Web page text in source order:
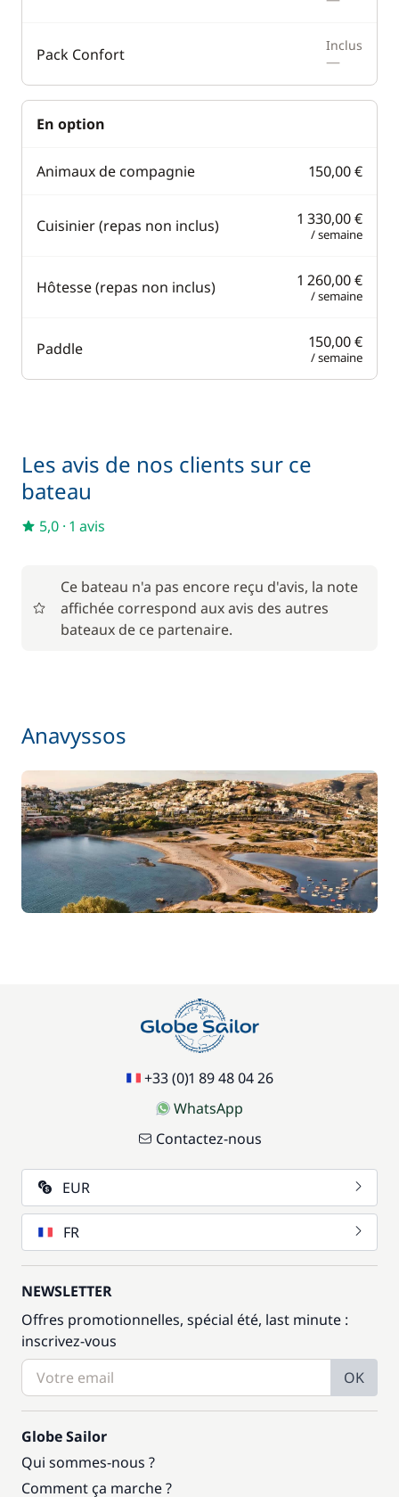
Pack Confort Inclus
—
En option
Animaux de compagnie 150,00 €
Cuisinier (repas non inclus) 1 330,00 €
/ semaine
Hôtesse (repas non inclus) 1 260,00 €
/ semaine
Paddle 150,00 €
/ semaine
Les avis de nos clients sur ce
bateau
5,0 · 1 avis
Ce bateau n'a pas encore reçu d'avis, la note
affichée correspond aux avis des autres
bateaux de ce partenaire.
Anavyssos
+33 (0)1 89 48 04 26
WhatsApp
Contactez-nous
EUR
FR
NEWSLETTER
Offres promotionnelles, spécial été, last minute :
inscrivez-vous
OK
Globe Sailor
Qui sommes-nous ?
Comment ça marche ?